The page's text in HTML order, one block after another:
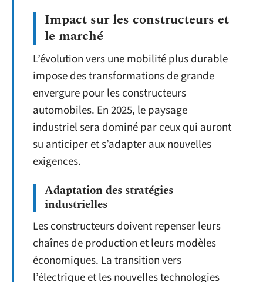
Impact sur les constructeurs et
le marché
L’évolution vers une mobilité plus durable
impose des transformations de grande
envergure pour les constructeurs
automobiles. En 2025, le paysage
industriel sera dominé par ceux qui auront
su anticiper et s’adapter aux nouvelles
exigences.
Adaptation des stratégies
industrielles
Les constructeurs doivent repenser leurs
chaînes de production et leurs modèles
économiques. La transition vers
l’électrique et les nouvelles technologies